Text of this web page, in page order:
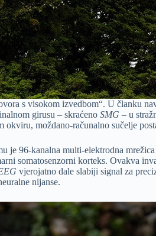
s visokom izvedbom“. U članku
girusu – skraćeno SMG – u
okviru, moždano-računalno sučelje
je 96-kanalna multi-elektrodna
somatosenzorni korteks. Ovakva
vjerojatno dale slabiji signal za
nijanse.